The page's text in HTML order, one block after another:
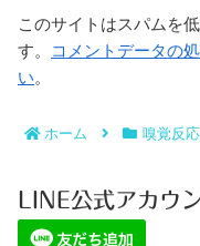
このサイトはスパムを
す。
コメントデータの
い。
ホーム 嗅覚反
LINE公式アカウ